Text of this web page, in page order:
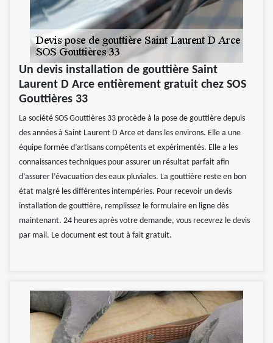
Un devis installation de gouttière Saint
Laurent D Arce entièrement gratuit chez SOS
Gouttières 33
La société SOS Gouttières 33 procède à la pose de gouttière depuis
des années à Saint Laurent D Arce et dans les environs. Elle a une
équipe formée d’artisans compétents et expérimentés. Elle a les
connaissances techniques pour assurer un résultat parfait afin
d’assurer l’évacuation des eaux pluviales. La gouttière reste en bon
état malgré les différentes intempéries. Pour recevoir un devis
installation de gouttière, remplissez le formulaire en ligne dès
maintenant. 24 heures après votre demande, vous recevrez le devis
par mail. Le document est tout à fait gratuit.